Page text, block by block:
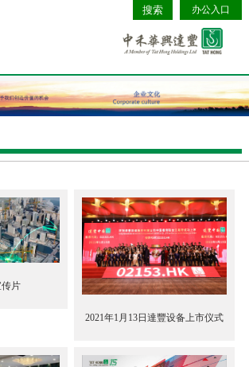
办公入口
片
2021年1月13日達豐设备上市仪式